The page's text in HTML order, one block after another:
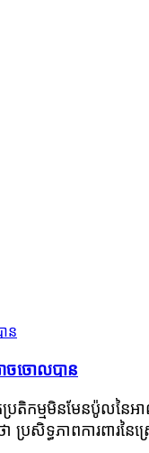
ាចចោលបាន
រតិកម្មមិនមែនប៉ូលន
រសិទ្ធភាពការពារន